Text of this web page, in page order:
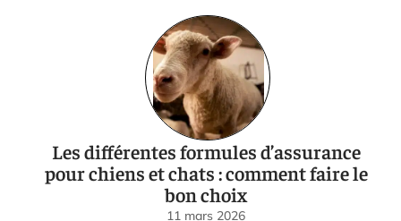
Les différentes formules d’assurance
pour chiens et chats : comment faire le
bon choix
11 mars 2026